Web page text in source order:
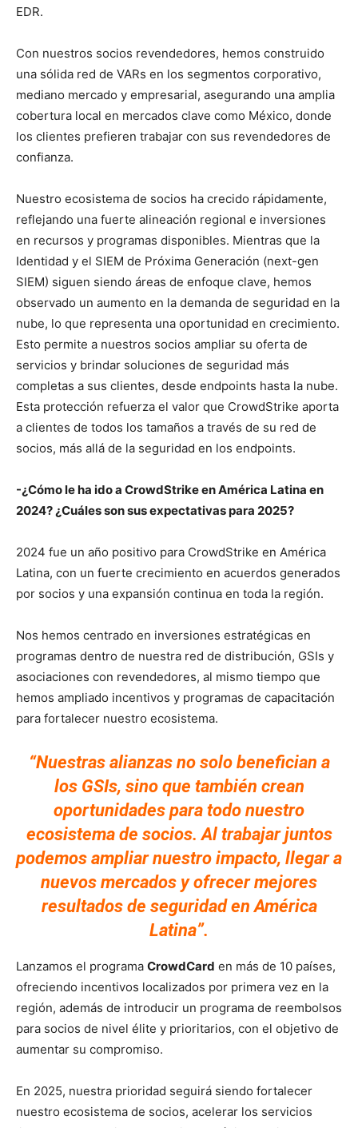
EDR.
Con nuestros socios revendedores, hemos construido
una sólida red de VARs en los segmentos corporativo,
mediano mercado y empresarial, asegurando una amplia
cobertura local en mercados clave como México, donde
los clientes prefieren trabajar con sus revendedores de
confianza.
Nuestro ecosistema de socios ha crecido rápidamente,
reflejando una fuerte alineación regional e inversiones
en recursos y programas disponibles. Mientras que la
Identidad y el SIEM de Próxima Generación (next-gen
SIEM) siguen siendo áreas de enfoque clave, hemos
observado un aumento en la demanda de seguridad en la
nube, lo que representa una oportunidad en crecimiento.
Esto permite a nuestros socios ampliar su oferta de
servicios y brindar soluciones de seguridad más
completas a sus clientes, desde endpoints hasta la nube.
Esta protección refuerza el valor que CrowdStrike aporta
a clientes de todos los tamaños a través de su red de
socios, más allá de la seguridad en los endpoints.
-¿Cómo le ha ido a CrowdStrike en América Latina en
2024? ¿Cuáles son sus expectativas para 2025?
2024 fue un año positivo para CrowdStrike en América
Latina, con un fuerte crecimiento en acuerdos generados
por socios y una expansión continua en toda la región.
Nos hemos centrado en inversiones estratégicas en
programas dentro de nuestra red de distribución, GSIs y
asociaciones con revendedores, al mismo tiempo que
hemos ampliado incentivos y programas de capacitación
para fortalecer nuestro ecosistema.
“Nuestras alianzas no solo benefician a
los GSIs, sino que también crean
oportunidades para todo nuestro
ecosistema de socios. Al trabajar juntos
podemos ampliar nuestro impacto, llegar a
nuevos mercados y ofrecer mejores
resultados de seguridad en América
Latina”.
Lanzamos el programa CrowdCard en más de 10 países,
ofreciendo incentivos localizados por primera vez en la
región, además de introducir un programa de reembolsos
para socios de nivel élite y prioritarios, con el objetivo de
aumentar su compromiso.
En 2025, nuestra prioridad seguirá siendo fortalecer
nuestro ecosistema de socios, acelerar los servicios